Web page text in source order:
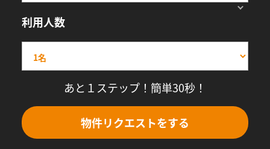
利用人数
あと１ステップ！簡単30秒！
物件リクエストをする